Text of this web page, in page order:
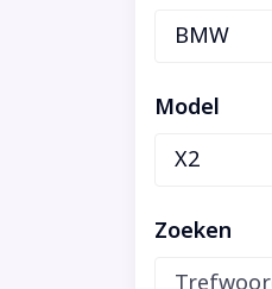
Model
Zoeken